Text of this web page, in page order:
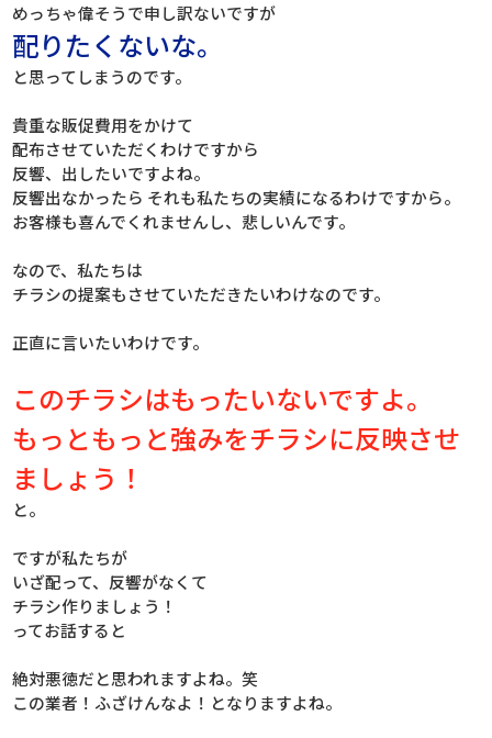
めっちゃ偉そうで申し訳ないですが
配りたくないな。
と思ってしまうのです。
貴重な販促費用をかけて
配布させていただくわけですから
反響、出したいですよね。
反響出なかったら それも私たちの実績になるわけですから。
お客様も喜んでくれませんし、悲しいんです。
なので、私たちは
チラシの提案もさせていただきたいわけなのです。
正直に言いたいわけです。
このチラシはもったいないですよ。
もっともっと強みをチラシに反映させ
ましょう！
と。
ですが私たちが
いざ配って、反響がなくて
チラシ作りましょう！
ってお話すると
絶対悪徳だと思われますよね。笑
この業者！ふざけんなよ！となりますよね。